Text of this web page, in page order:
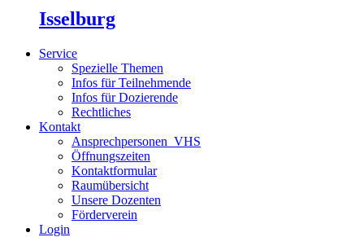
Isselburg
Service
Spezielle Themen
Infos für Teilnehmende
Infos für Dozierende
Rechtliches
Kontakt
Ansprechpersonen_VHS
Öffnungszeiten
Kontaktformular
Raumübersicht
Unsere Dozenten
Förderverein
Login